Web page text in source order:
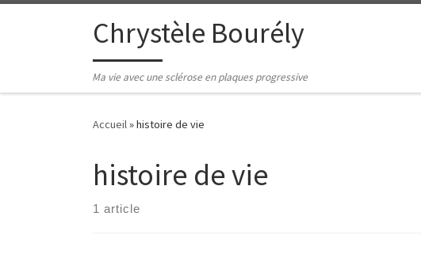
Passer au contenuChrystèle Bourély
Ma vie avec une sclérose en plaques progressive
Accueil»histoire de vie
histoire de vie
1 article